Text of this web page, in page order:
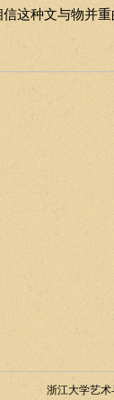
这种文与物并
浙江大学艺